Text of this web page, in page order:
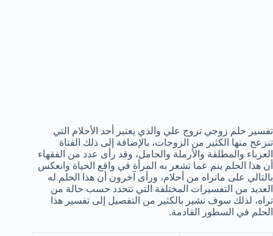
تفسير حلم زوجي تزوج علي والذي يعتبر أحد الأحلام التي
تنزعج منها الكثير من الزوجات، بالإضافة إلى ذلك الفتاة
العزباء والمطلقة والأرملة والحامل، وقد رأى عدد من الفقهاء
أن هذا الحلم ينم عما تشعر به المرأة في واقع الحياة وانعكس
بالتالي على ماتراه من أحلام، ورأى آخرون أن هذا الحلم له
العديد من التفسيرات المختلفة التي تتحدد حسب حالة من
تراه، لذلك سوف نشير بالكثير من التفصيل إلى تفسير هذا
الحلم في السطور القادمة.